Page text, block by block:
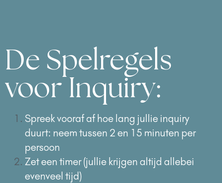
De Spelregels
voor Inquiry:
Spreek vooraf af hoe lang jullie inquiry
duurt: neem tussen 2 en 15 minuten per
persoon
Zet een timer (jullie krijgen altijd allebei
evenveel tijd)